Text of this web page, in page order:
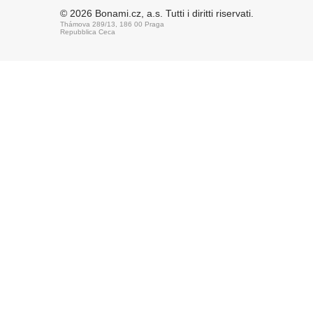
© 2026 Bonami.cz, a.s. Tutti i diritti riservati.
Thámova 289/13, 186 00 Praga
Repubblica Ceca